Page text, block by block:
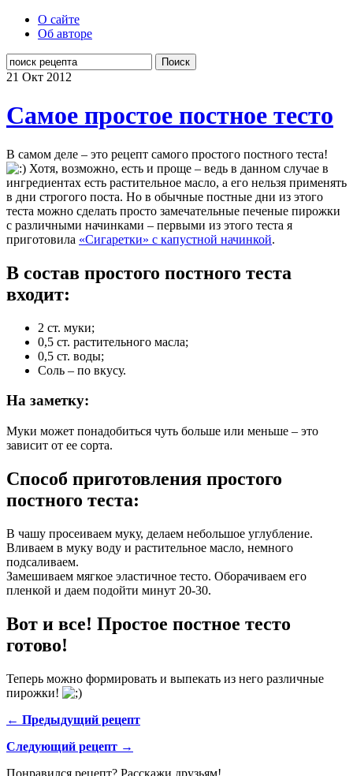
О сайте
Об авторе
Поиск
21 Окт 2012
Самое простое постное тесто
В самом деле – это рецепт самого простого постного теста!
Хотя, возможно, есть и проще – ведь в данном случае в
ингредиентах есть растительное масло, а его нельзя применять
в дни строгого поста. Но в обычные постные дни из этого
теста можно сделать просто замечательные печеные пирожки
с различными начинками – первыми из этого теста я
приготовила «Сигаретки» с капустной начинкой.
В состав простого постного теста
входит:
2 ст. муки;
0,5 ст. растительного масла;
0,5 ст. воды;
Соль – по вкусу.
На заметку:
Муки может понадобиться чуть больше или меньше – это
зависит от ее сорта.
Способ приготовления простого
постного теста:
В чашу просеиваем муку, делаем небольшое углубление.
Вливаем в муку воду и растительное масло, немного
подсаливаем.
Замешиваем мягкое эластичное тесто. Оборачиваем его
пленкой и даем подойти минут 20-30.
Вот и все! Простое постное тесто
готово!
Теперь можно формировать и выпекать из него различные
пирожки!
← Предыдущий рецепт
Следующий рецепт →
Понравился рецепт? Расскажи друзьям!